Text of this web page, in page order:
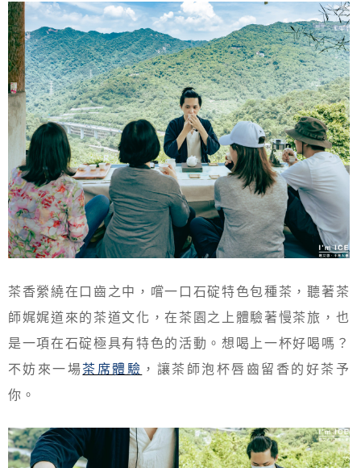
茶香縈繞在口齒之中，嚐一口石碇特色包種茶，聽著茶
師娓娓道來的茶道文化，在茶園之上體驗著慢茶旅，也
是一項在石碇極具有特色的活動。想喝上一杯好喝嗎？
不妨來一場茶席體驗 ，讓茶師泡杯唇齒留香的好茶予
你。